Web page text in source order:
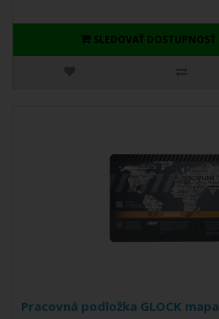
SLEDOVAŤ DOSTUPNOSŤ
Pracovná podložka GLOCK mapa